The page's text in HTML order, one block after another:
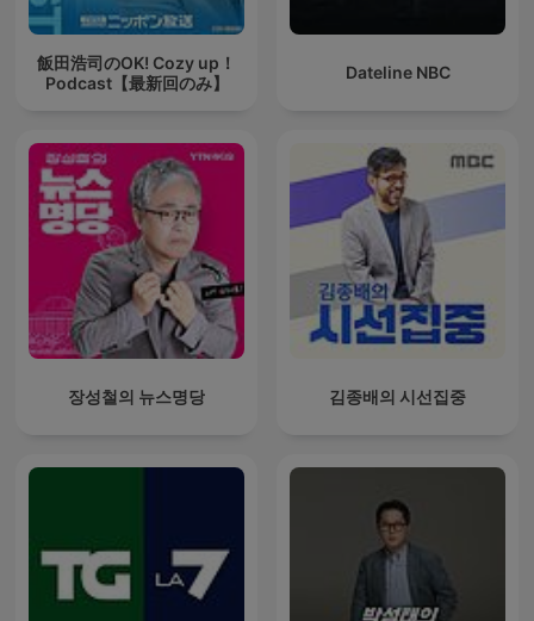
飯田浩司のOK! Cozy up！
Podcast【最新回のみ】
Dateline NBC
장성철의 뉴스명당 김종배의 시선집중